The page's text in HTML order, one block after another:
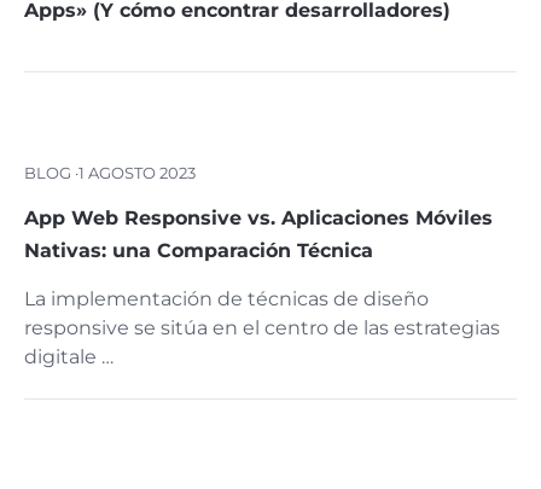
Apps» (Y cómo encontrar desarrolladores)
BLOG ·1 AGOSTO 2023
App Web Responsive vs. Aplicaciones Móviles
Nativas: una Comparación Técnica
La implementación de técnicas de diseño
responsive se sitúa en el centro de las estrategias
digitale …